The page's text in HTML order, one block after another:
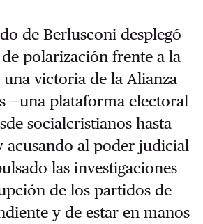
de Berlusconi desplegó
polarización frente a la
victoria de la Alianza
—una plataforma electoral
socialcristianos hasta
acusando al poder judicial
las investigaciones
de los partidos de
y de estar en manos